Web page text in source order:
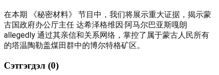
在本期 《秘密材料》 节目中，我们将展示重大证据，揭示蒙
古国政府办公厅主任 达希泽格维因·阿马尔巴亚斯嘎朗
allegedly 通过其亲信和关系网络，掌控了属于蒙古人民所有
的塔温陶勒盖煤田群中的博尔特格矿区。
Сэтгэгдэл (0)